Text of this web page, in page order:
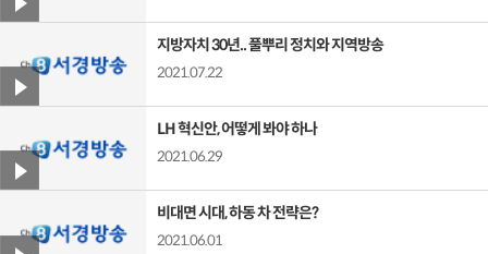
지방자치 30년.. 풀뿌리 정치와 지역방송
2021.07.22
LH 혁신안, 어떻게 봐야 하나
2021.06.29
비대면 시대, 하동 차 전략은?
2021.06.01